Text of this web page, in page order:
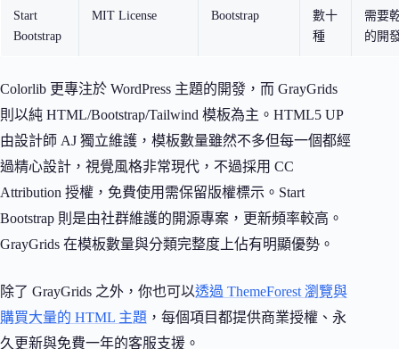
Start
Bootstrap
MIT License Bootstrap
數十
種
需要
的開
Colorlib 更專注於 WordPress 主題的開發，而 GrayGrids
則以純 HTML/Bootstrap/Tailwind 模板為主。HTML5 UP
由設計師 AJ 獨立維護，模板數量雖然不多但每一個都經
過精心設計，視覺風格非常現代，不過採用 CC
Attribution 授權，免費使用需保留版權標示。Start
Bootstrap 則是由社群維護的開源專案，更新頻率較高。
GrayGrids 在模板數量與分類完整度上佔有明顯優勢。
除了 GrayGrids 之外，你也可以透過 ThemeForest 瀏覽與
購買大量的 HTML 主題 ，每個項目都提供商業授權、永
久更新與免費一年的客服支援。